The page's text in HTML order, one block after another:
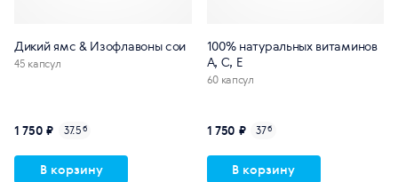
Дикий ямс & Изофлавоны сои
45 капсул
1 750 ₽ 37.5б
В корзину
100% натуральных витаминов
A, C, E
60 капсул
1 750 ₽ 37б
В корзину